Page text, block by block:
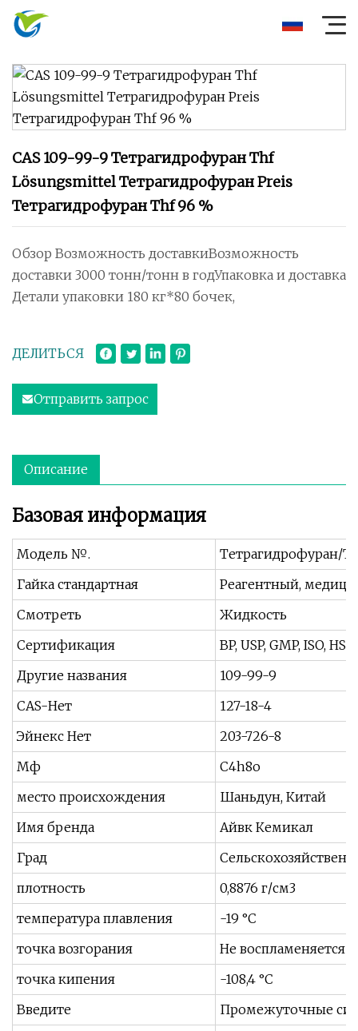
CAS 109-99-9 Тетрагидрофуран Thf
Lösungsmittel Тетрагидрофуран Preis
Тетрагидрофуран Thf 96 %
Обзор Возможность доставкиВозможность
доставки 3000 тонн/тонн в годУпаковка и доставка
Детали упаковки 180 кг*80 бочек,
ДЕЛИТЬСЯ
Отправить запрос
Описание
Базовая информация
Модель №.
Тетрагидрофуран/
Гайка стандартная
Реагентный,
Смотреть
Жидкость
Сертификация
BP, USP, GMP, ISO, HSE
Другие названия
109-99-9
CAS-Нет
127-18-4
Эйнекс Нет
203-726-8
Мф
C4h8o
место происхождения
Шаньдун, Китай
Имя бренда
Айвк Кемикал
Град
плотность
0,8876 г/см3
температура плавления
-19 °С
точка возгорания
Не воспламеняется
точка кипения
-108,4 °С
Введите
Промежуточные